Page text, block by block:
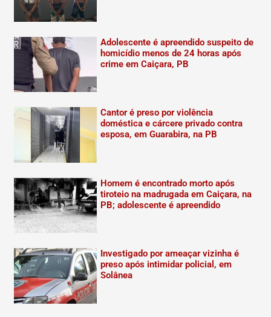
Adolescente é apreendido suspeito de
homicídio menos de 24 horas após
crime em Caiçara, PB
Cantor é preso por violência
doméstica e cárcere privado contra
esposa, em Guarabira, na PB
Homem é encontrado morto após
tiroteio na madrugada em Caiçara, na
PB; adolescente é apreendido
Investigado por ameaçar vizinha é
preso após intimidar policial, em
Solânea